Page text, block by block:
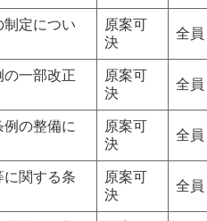
定につい
原案可
決
全員
一部改正
原案可
決
全員
の整備に
原案可
決
全員
関する条
原案可
決
全員